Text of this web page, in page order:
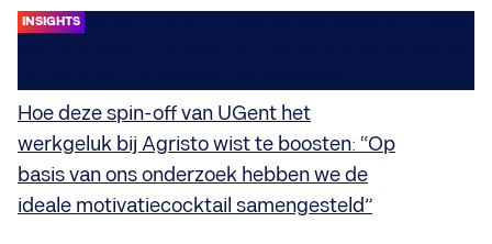
INSIGHTS
Hoe deze spin-off van UGent het
werkgeluk bij Agristo wist te boosten: “Op
basis van ons onderzoek hebben we de
ideale motivatiecocktail samengesteld”